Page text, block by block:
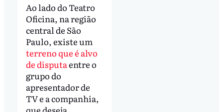
Ao lado do Teatro
Oficina, na região
central de São
Paulo, existe um
terreno que é alvo
de disputaentre o
grupo do
apresentador de
TV e a companhia,